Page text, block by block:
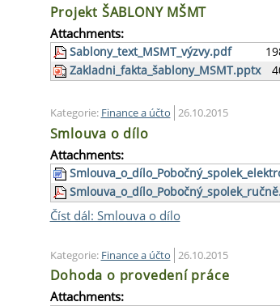
Projekt ŠABLONY MŠMT
Attachments:
Sablony_text_MSMT_výzvy.pdf
Zakladni_fakta_šablony_MSMT.pptx
Kategorie: Finance a účto 26.10.2015
Smlouva o dílo
Attachments:
Číst dál: Smlouva o dílo
Kategorie: Finance a účto 26.10.2015
Dohoda o provedení práce
Attachments: